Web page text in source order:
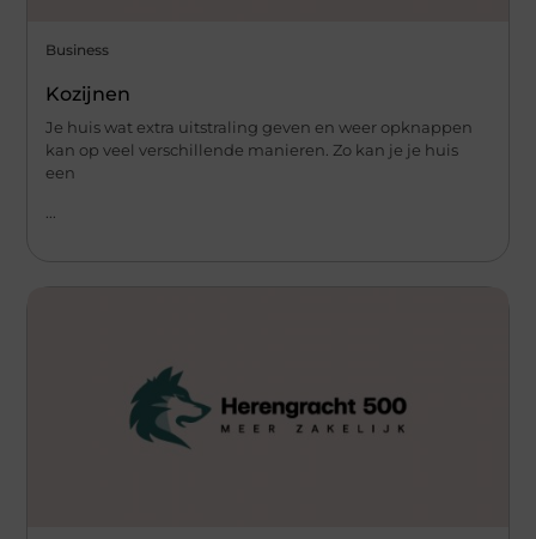
Business
Kozijnen
Je huis wat extra uitstraling geven en weer opknappen
kan op veel verschillende manieren. Zo kan je je huis
een
...